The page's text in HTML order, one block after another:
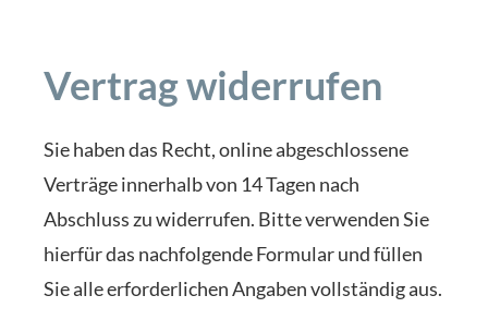
Vertrag widerrufen
Sie haben das Recht, online abgeschlossene
Verträge innerhalb von 14 Tagen nach
Abschluss zu widerrufen. Bitte verwenden Sie
hierfür das nachfolgende Formular und füllen
Sie alle erforderlichen Angaben vollständig aus.